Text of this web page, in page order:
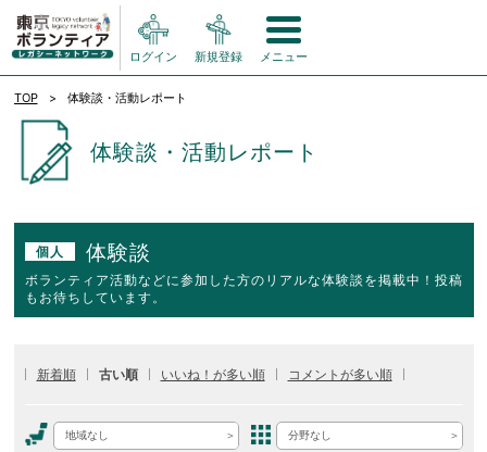
ログイン 新規登録 メニュー
TOP 体験談・活動レポート
体験談・活動レポート
個人 体験談
ボランティア活動などに参加した方のリアルな体験談を掲載中！投稿
もお待ちしています。
新着順 古い順 いいね！が多い順 コメントが多い順
地域なし 分野なし